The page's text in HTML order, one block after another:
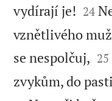
vydírají je! 

24
vznětlivého
se nespolčuj, 

25
zvykům, do